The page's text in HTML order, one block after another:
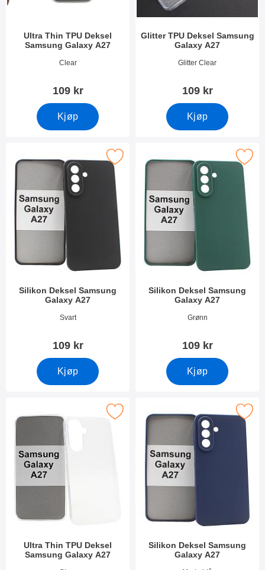
Ultra Thin TPU Deksel
Samsung Galaxy A27
Varenummer 55436
Clear
109 kr
Kjøp
Glitter TPU Deksel Samsung
Galaxy A27
Varenummer 55448
Glitter Clear
109 kr
Kjøp
Silikon Deksel Samsung
Galaxy A27
Varenummer 55446
Svart
109 kr
Kjøp
Merk silikon Deksel Samsung Galaxy A27 som favoritt
Silikon Deksel Samsung
Galaxy A27
Varenummer 55445
Grønn
109 kr
Kjøp
Merk silikon Deksel Samsung
Ultra Thin TPU Deksel
Samsung Galaxy A27
ultra Thin TPU Deksel Samsung Galaxy A27 som favoritt
Silikon Deksel Samsung
Galaxy A27
Merk silikon Deksel Samsung